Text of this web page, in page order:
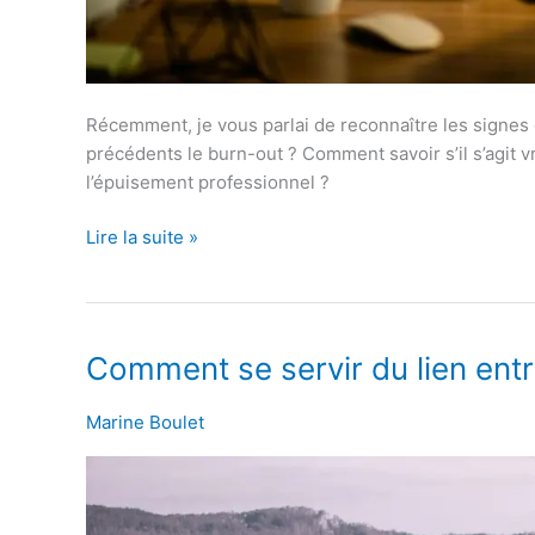
Récemment, je vous parlai de reconnaître les
précédents le burn-out ? Comment savoir s’il s’agit
l’épuisement professionnel ?
Lire la suite »
Comment se servir du lien
Marine Boulet
Comment
servir
entre